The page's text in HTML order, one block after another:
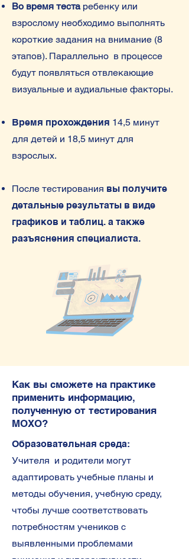
Во время тестаребенку или
взрослому необходимо выполнять
короткие задания на внимание (8
этапов). Параллельно в процессе
будут появляться отвлекающие
визуальные и аудиальные факторы.
Время прохождения 14,5 минут
для детей и 18,5 минут для
взрослых.
После тестирования вы получите
детальные результаты в виде
графиков и таблиц. а также
разъяснения специалиста.
Как вы сможете на практике
применить информацию,
полученную от тестирования
MOXO?
Образовательная среда:
Учителя и родители могут
адаптировать учебные планы и
методы обучения, учебную среду,
чтобы лучше соответствовать
потребностям учеников с
выявленными проблемами